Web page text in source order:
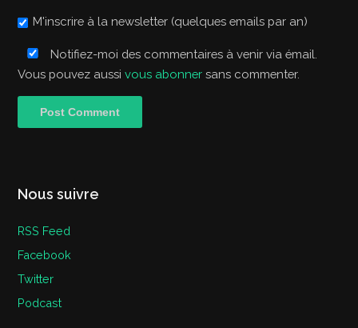
M'inscrire à la newsletter (quelques emails par an)
Notifiez-moi des commentaires à venir via émail.
Vous pouvez aussivous abonner sans commenter.
Nous suivre
RSS Feed
Facebook
Twitter
Podcast